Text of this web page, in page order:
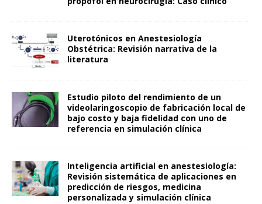
Uterotónicos en Anestesiología
Obstétrica: Revisión narrativa de la
literatura
Estudio piloto del rendimiento de un
videolaringoscopio de fabricación local de
bajo costo y baja fidelidad con uno de
referencia en simulación clínica
Inteligencia artificial en anestesiología:
Revisión sistemática de aplicaciones en
predicción de riesgos, medicina
personalizada y simulación clínica